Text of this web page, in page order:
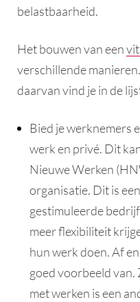
belastbaarheid.
Het bouwen van een
verschillende
daarvan vind je in de
Bied je werknemers
werk en privé. Dit
Nieuwe Werken
organisatie. Dit is
gestimuleerde
meer flexibiliteit
hun werk doen. Af
goed voorbeeld van.
met werken is een